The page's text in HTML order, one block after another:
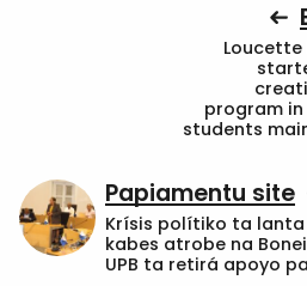
Loucette
program in
students
Papiamentu site
Krísis polítiko ta lanta
kabes atrobe na
UPB ta retirá apoyo